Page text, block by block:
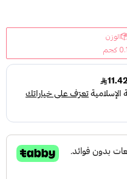
الوزن
0.1 كجم